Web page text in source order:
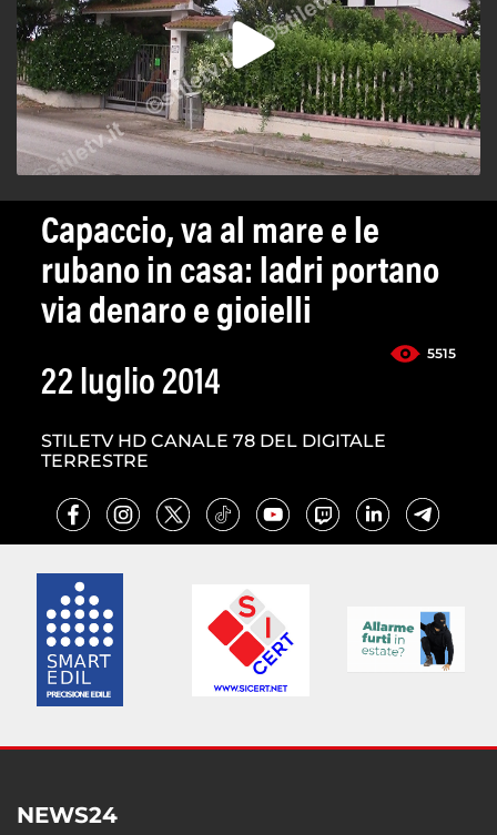
Capaccio, va al mare e le
rubano in casa: ladri portano
via denaro e gioielli
5515
22 luglio 2014
STILETV HD CANALE 78 DEL DIGITALE
TERRESTRE
NEWS24